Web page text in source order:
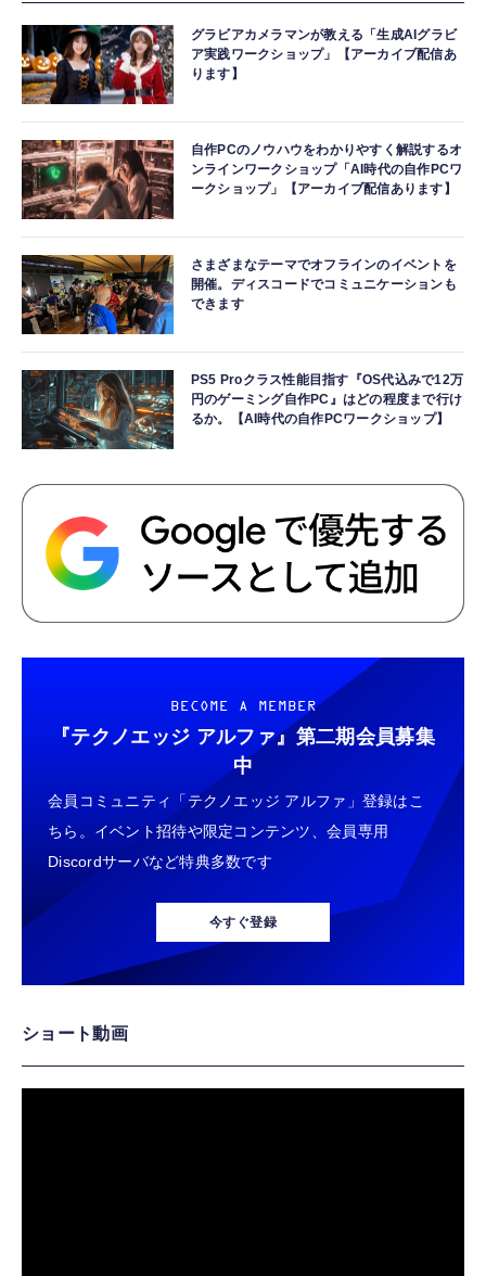
グラビアカメラマンが教える「生成AIグラビ
ア実践ワークショップ」【アーカイブ配信あ
ります】
自作PCのノウハウをわかりやすく解説するオ
ンラインワークショップ「AI時代の自作PCワ
ークショップ」【アーカイブ配信あります】
さまざまなテーマでオフラインのイベントを
開催。ディスコードでコミュニケーションも
できます
PS5 Proクラス性能目指す『OS代込みで12万
円のゲーミング自作PC』はどの程度まで行け
るか。【AI時代の自作PCワークショップ】
BECOME A MEMBER
『テクノエッジ アルファ』 第二期会員募集
中
会員コミュニティ「テクノエッジ アルファ」登録はこ
ちら。イベント招待や限定コンテンツ、会員専用
Discordサーバなど特典多数です
今すぐ登録
ショート動画